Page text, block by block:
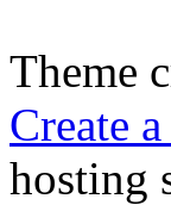
Theme
Create
hosting